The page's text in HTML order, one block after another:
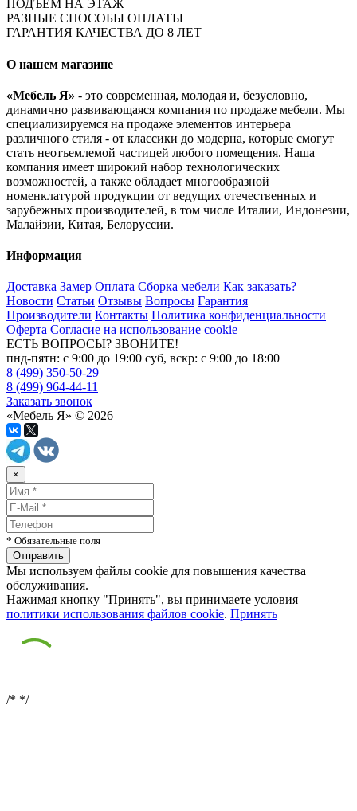
ПОДЪЁМ НА ЭТАЖ
РАЗНЫЕ СПОСОБЫ ОПЛАТЫ
ГАРАНТИЯ КАЧЕСТВА ДО 8 ЛЕТ
О нашем магазине
«Мебель Я» - это современная, молодая и, безусловно,
динамично развивающаяся компания по продаже мебели. Мы
специализируемся на продаже элементов интерьера
различного стиля - от классики до модерна, которые смогут
стать неотъемлемой частицей любого помещения. Наша
компания имеет широкий набор технологических
возможностей, а также обладает многообразной
номенклатурой продукции от ведущих отечественных и
зарубежных производителей, в том числе Италии, Индонезии,
Малайзии, Китая, Белоруссии.
Информация
Доставка Замер Оплата Сборка мебели Как заказать?
Новости Статьи Отзывы Вопросы Гарантия
Производители Контакты Политика конфиденциальности
Оферта Согласие на использование cookie
ЕСТЬ ВОПРОСЫ? ЗВОНИТЕ!
пнд-пятн: с 9:00 до 19:00 суб, вскр: с 9:00 до 18:00
8 (499) 350-50-29
8 (499) 964-44-11
Заказать звонок
«Мебель Я» © 2026
×
* Обязательные поля
Мы используем файлы cookie для повышения качества
обслуживания.
Нажимая кнопку "Принять", вы принимаете условия
политики использования файлов cookie. Принять
/* */